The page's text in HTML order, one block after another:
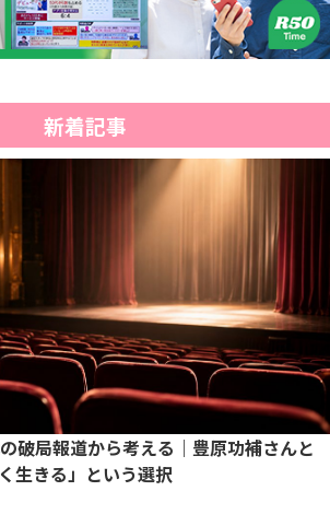
新着記事
破局報道から考える｜豊原功補さんと
生きる」という選択